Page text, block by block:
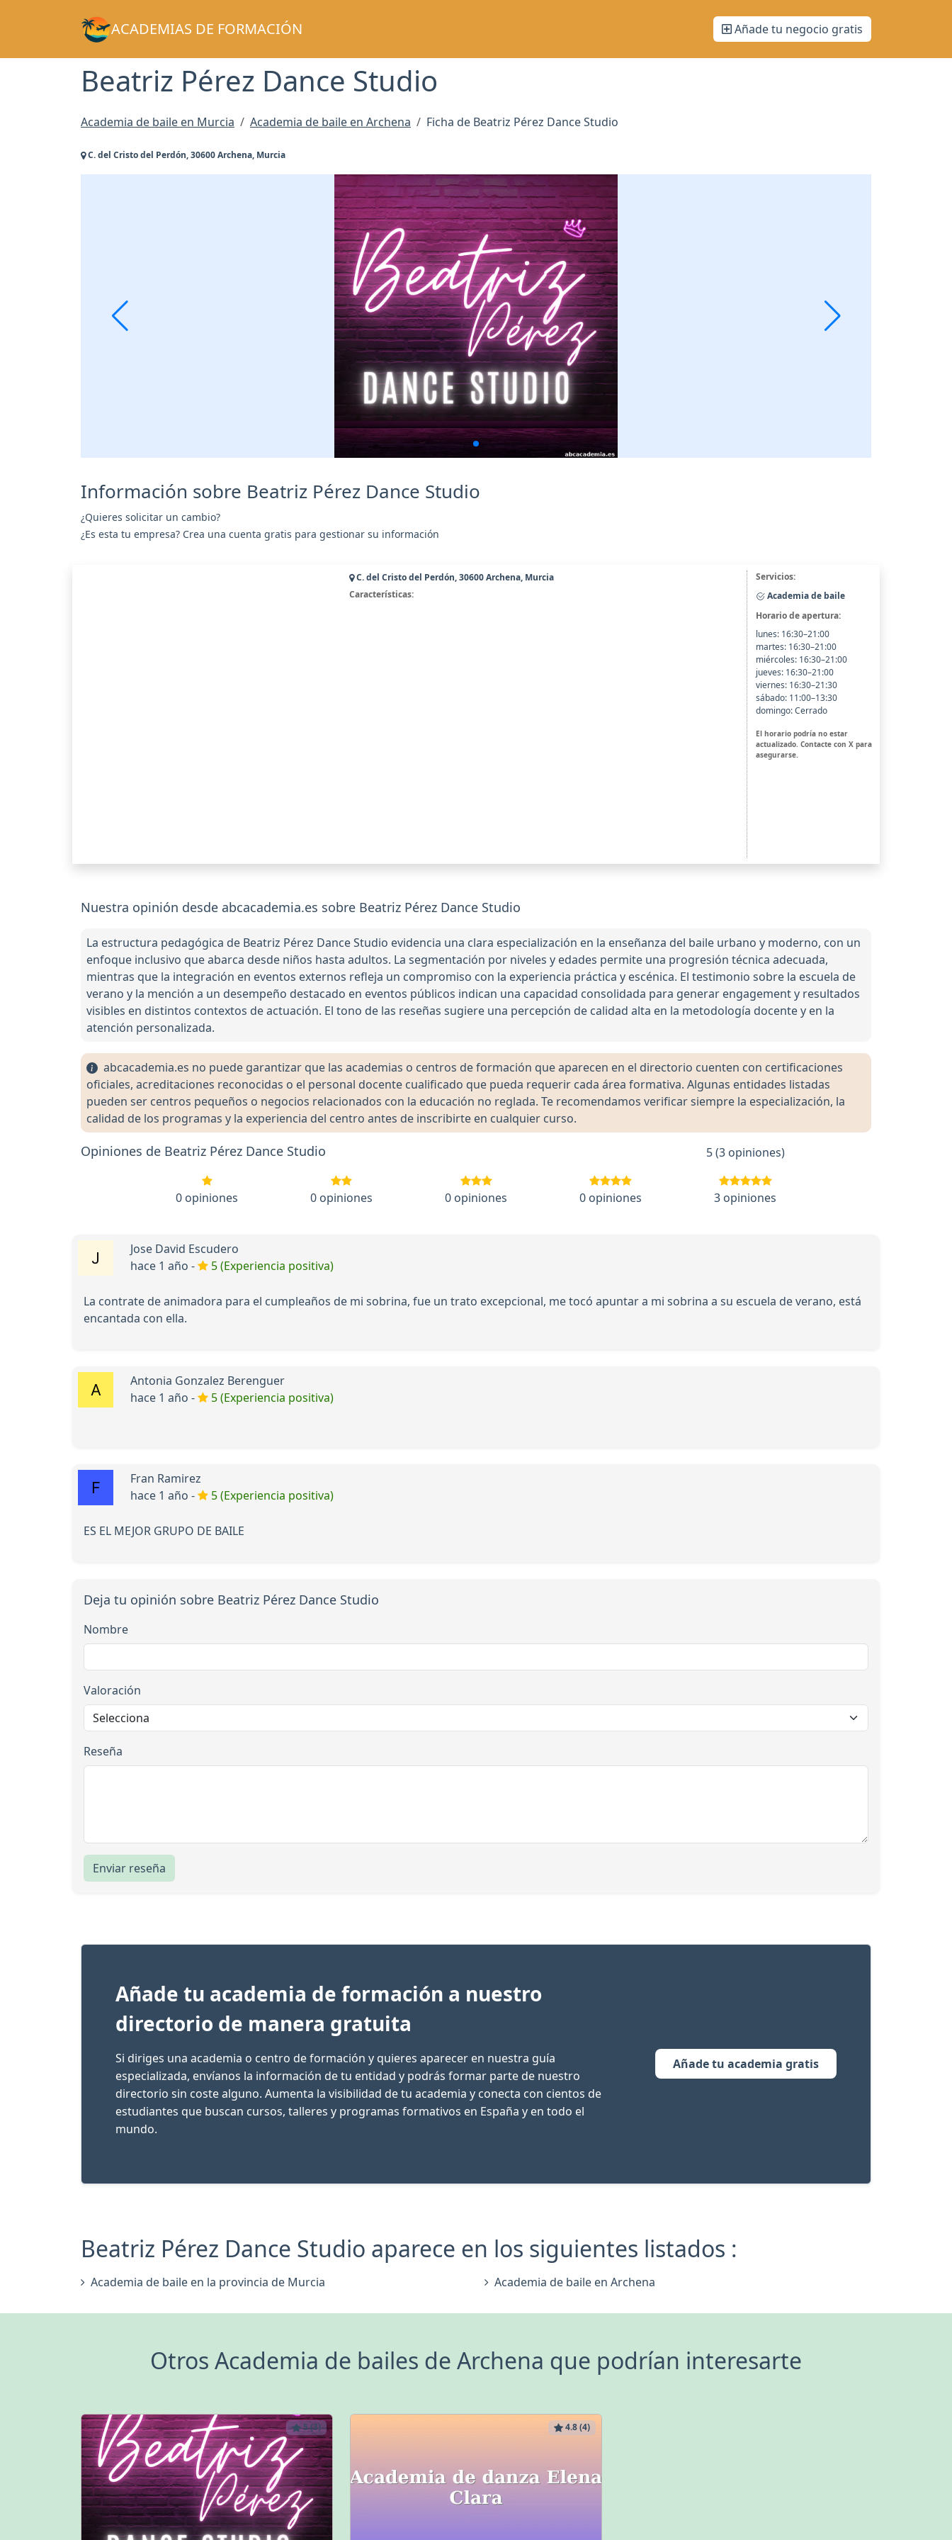
ACADEMIAS DE FORMACIÓN Añade tu negocio gratis
Beatriz Pérez Dance Studio
Academia de baile en Murcia Academia de baile en Archena Ficha de Beatriz Pérez Dance Studio
C. del Cristo del Perdón, 30600 Archena, Murcia
Información sobre Beatriz Pérez Dance Studio
¿Quieres solicitar un cambio?
¿Es esta tu empresa? Crea una cuenta gratis para gestionar su información
C. del Cristo del Perdón, 30600 Archena, Murcia
Características:
Servicios:
Academia de baile
Horario de apertura:
lunes: 16:30–21:00
martes: 16:30–21:00
miércoles: 16:30–21:00
jueves: 16:30–21:00
viernes: 16:30–21:30
sábado: 11:00–13:30
domingo: Cerrado
El horario podría no estar
actualizado. Contacte con X para
asegurarse.
Nuestra opinión desde abcacademia.es sobre Beatriz Pérez Dance Studio
La estructura pedagógica de Beatriz Pérez Dance Studio evidencia una clara especialización en la enseñanza del baile urbano y moderno, con un
enfoque inclusivo que abarca desde niños hasta adultos. La segmentación por niveles y edades permite una progresión técnica adecuada,
mientras que la integración en eventos externos refleja un compromiso con la experiencia práctica y escénica. El testimonio sobre la escuela de
verano y la mención a un desempeño destacado en eventos públicos indican una capacidad consolidada para generar engagement y resultados
visibles en distintos contextos de actuación. El tono de las reseñas sugiere una percepción de calidad alta en la metodología docente y en la
atención personalizada.
abcacademia.es no puede garantizar que las academias o centros de formación que aparecen en el directorio cuenten con certificaciones
oficiales, acreditaciones reconocidas o el personal docente cualificado que pueda requerir cada área formativa. Algunas entidades listadas
pueden ser centros pequeños o negocios relacionados con la educación no reglada. Te recomendamos verificar siempre la especialización, la
calidad de los programas y la experiencia del centro antes de inscribirte en cualquier curso.
Opiniones de Beatriz Pérez Dance Studio 5 (3 opiniones)
0 opiniones 0 opiniones 0 opiniones 0 opiniones 3 opiniones
Jose David Escudero
hace 1 año -
5 (Experiencia positiva)
La contrate de animadora para el cumpleaños de mi sobrina, fue un trato excepcional, me tocó apuntar a mi sobrina a su escuela de verano, está
encantada con ella.
Antonia Gonzalez Berenguer
hace 1 año -
5 (Experiencia positiva)
Fran Ramirez
hace 1 año -
5 (Experiencia positiva)
ES EL MEJOR GRUPO DE BAILE
Deja tu opinión sobre Beatriz Pérez Dance Studio
Nombre
Valoración
Reseña
Enviar reseña
Añade tu academia de formación a nuestro
directorio de manera gratuita
Si diriges una academia o centro de formación y quieres aparecer en nuestra guía
especializada, envíanos la información de tu entidad y podrás formar parte de nuestro
directorio sin coste alguno. Aumenta la visibilidad de tu academia y conecta con cientos de
estudiantes que buscan cursos, talleres y programas formativos en España y en todo el
mundo.
Añade tu academia gratis
Beatriz Pérez Dance Studio aparece en los siguientes listados :
Academia de baile en la provincia de Murcia Academia de baile en Archena
Otros Academia de bailes de Archena que podrían interesarte
5 (3) 4.8 (4)